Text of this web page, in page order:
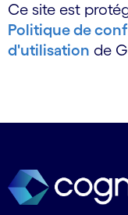
Ce site est
Politique de
d'utilisation de